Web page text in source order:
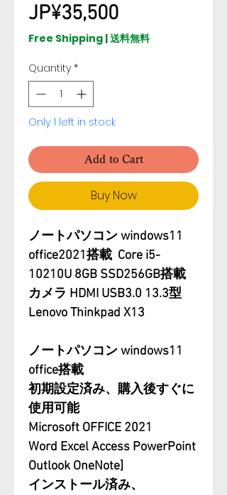
JP¥35,500Price
Free Shipping | 送料無料
Quantity *
Only 1 left in stock
Add to Cart
Buy Now
ノートパソコン windows11
office2021搭載 Core i5-
10210U 8GB SSD256GB搭載
カメラ HDMI USB3.0 13.3型
Lenovo Thinkpad X13
ノートパソコン windows11
office搭載
初期設定済み、購入後すぐに
使用可能
Microsoft OFFICE 2021
Word Excel Access PowerPoint
Outlook OneNote]
インストール済み、